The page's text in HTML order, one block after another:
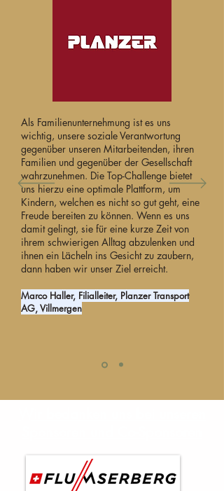
Als Familienunternehmung ist es uns
wichtig, unsere soziale Verantwortung
gegenüber unseren Mitarbeitenden, ihren
Familien und gegenüber der Gesellschaft
wahrzunehmen. Die Top-Challenge bietet
uns hierzu eine optimale Plattform, um
Kindern, welchen es nicht so gut geht, eine
Freude bereiten zu können. Wenn es uns
damit gelingt, sie für eine kurze Zeit von
ihrem schwierigen Alltag abzulenken und
ihnen ein Lächeln ins Gesicht zu zaubern,
dann haben wir unser Ziel erreicht.
Marco Haller, Filialleiter, Planzer Transport
AG, Villmergen